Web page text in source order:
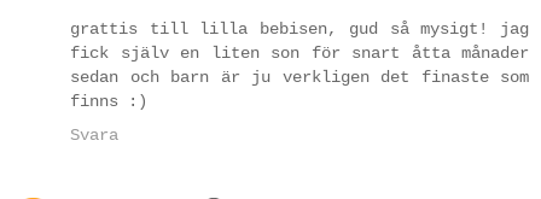
grattis till lilla bebisen, gud så mysigt! jag
fick själv en liten son för snart åtta månader
sedan och barn är ju verkligen det finaste som
finns :)
Svara